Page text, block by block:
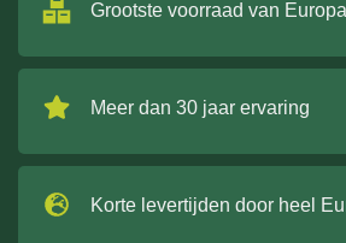
Grootste voorraad van Europa
Meer dan 30 jaar ervaring
Korte levertijden door heel